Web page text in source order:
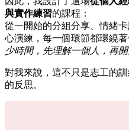
與實作練習的課程：
從一開始的分組分享、情緒
心演練，每一個環節都環繞
少時間，先理解一個人，再
對我來說，這不只是志工的
的反思。